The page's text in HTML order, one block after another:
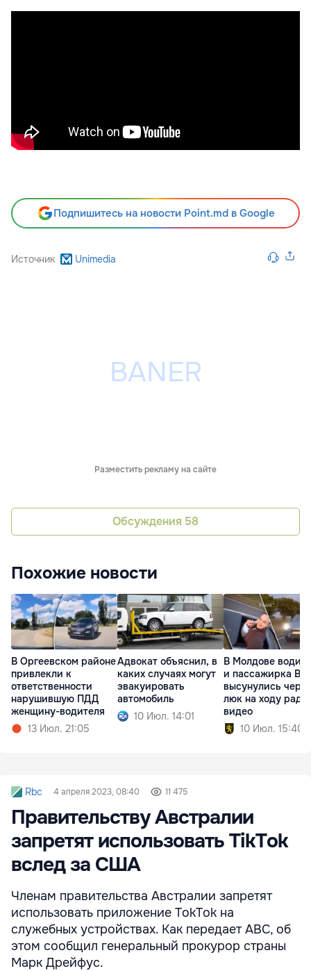
Подпишитесь на новости Point.md в Google
Источник Unimedia
Разместить рекламу на сайте
Обсуждения 58
Похожие новости
В Оргеевском районе
привлекли к
ответственности
нарушившую ПДД
женщину-водителя
13 Июл. 21:05
Адвокат объяснил, в
каких случаях могут
эвакуировать
автомобиль
10 Июл. 14:01
В Молдове
и пассажирка
высунулись через
люк на ходу ради
видео
10 Июл. 15:40
Rbc 4 апреля 2023, 08:40 11 475
Правительству Австралии
запретят использовать TikTok
вслед за США
Членам правительства Австралии запретят
использовать приложение TokTok на
служебных устройствах. Как передает ABC, об
этом сообщил генеральный прокурор страны
Марк Дрейфус.